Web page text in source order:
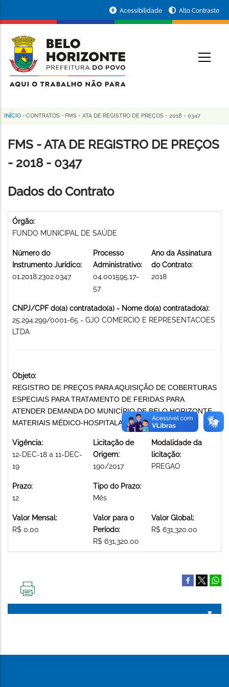
conteúdo
principal
da
Prefeitura
de
Horizonte
Acessibilidade Alto Contraste
Trilha
de
navegação
INÍCIO - CONTRATOS - FMS - ATA DE REGISTRO DE PREÇOS - 2018 - 0347
FMS - ATA DE REGISTRO DE PREÇOS
- 2018 - 0347
Dados do Contrato
Órgão:
FUNDO MUNICIPAL DE SAÚDE
Número do
Instrumento Jurídico:
01.2018.2302.0347
Processo
Administrativo:
04.001595.17-
57
Ano da Assinatura
do Contrato:
2018
CNPJ/CPF do(a) contratado(a) - Nome do(a) contratado(a):
25.294.299/0001-65 - GJO COMERCIO E REPRESENTACOES
LTDA
Objeto:
REGISTRO DE PREÇOS PARA AQUISIÇÃO DE COBERTURAS
ESPECIAIS PARA TRATAMENTO DE FERIDAS PARA
ATENDER DEMANDA DO MUNICÍPIO DE BELO HORIZONTE
MATERIAIS MÉDICO-HOSPITALARES
Vigência:
12-DEC-18 a 11-DEC-
19
Licitação de
Origem:
190/2017
Modalidade da
licitação:
PREGAO
Prazo:
12
Tipo do Prazo:
Mês
Valor Mensal:
R$ 0.00
Valor para o
Período:
R$ 631,320.00
Valor Global:
R$ 631,320.00
PÁGINA